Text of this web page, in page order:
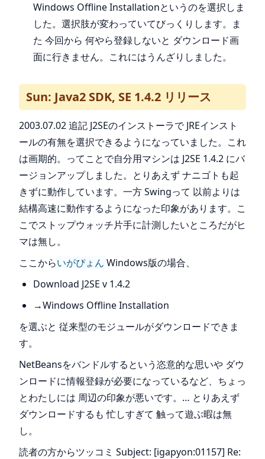
Windows Offline Installationというのを選択しま
した。選択肢が変わっていてびっくりします。ま
た 今回から 何やら登録しないと ダウンロード画
面に行きません。これにはうんざりしました。
Sun: Java2 SDK, SE 1.4.2 リリース
2003.07.02 追記 J2SEのインストーラで JREインスト
ールの有無を選択できるようになっていました。これ
は画期的。ってことで自分用マシンは J2SE 1.4.2 にバ
ージョンアップしました。とりあえず ナニゴトも起
きずに動作しています。一方 Swingって 以前よりは
結構高速に動作するようになった印象があります。こ
こでストップウォッチ片手に計測したいところだがヒ
マは無し。
ここからいがぴょん Windows版の場合、
Download J2SE v 1.4.2
→Windows Offline Installation
を選ぶと 従来型のモジュールがダウンロードできま
す。
NetBeansをバンドルするという恣意的な思いや ダウ
ンロードに情報登録が必要になっているなど、ちょっ
とわたしには 周辺の印象が悪いです。… とりあえず
ダウンロードするも 忙しすぎて 触って遊ぶ暇は無
し。
読者の方からツッコミ Subject: [igapyon:01157] Re: